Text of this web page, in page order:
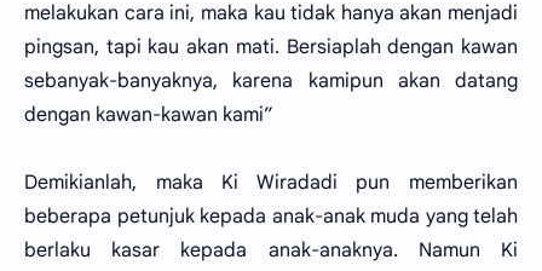
melakukan cara ini, maka kau tidak hanya akan menjadi
pingsan, tapi kau akan mati. Bersiaplah dengan kawan
sebanyak-banyaknya, karena kamipun akan datang
dengan kawan-kawan kami”
Demikianlah, maka Ki Wiradadi pun memberikan
beberapa petunjuk kepada anak-anak muda yang telah
berlaku kasar kepada anak-anaknya. Namun Ki